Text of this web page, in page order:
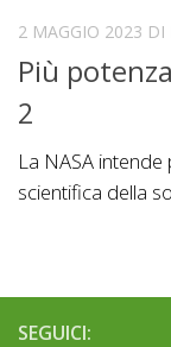
2 MAGGIO 2023 DI
Più
2
La NASA
scientifica della
SEGUICI: